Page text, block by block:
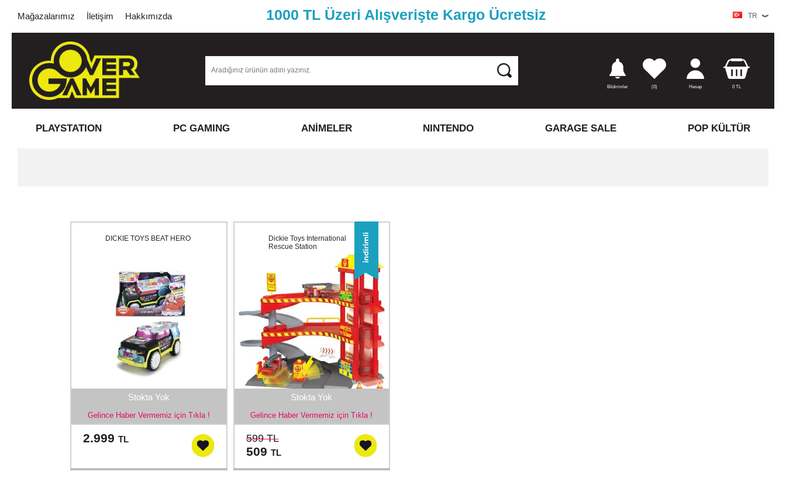
Mağazalarımız İletişim Hakkımızda 1000 TL Üzeri Alışverişte Kargo Ücretsiz TR
Bildirimler (0) Hesap 0TL
PLAYSTATION PC GAMING ANİMELER NINTENDO GARAGE SALE POP KÜLTÜR
Stokta Yok
Gelince Haber Vermemiz için Tıkla !
DICKIE TOYS BEAT HERO
2.999TL
Stokta Yok
Gelince Haber Vermemiz için Tıkla !
Dickie Toys International
Rescue Station
599 TL
509 TL